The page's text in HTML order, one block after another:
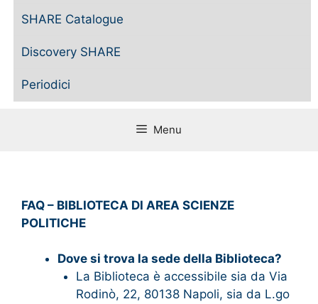
SHARE Catalogue
Discovery SHARE
Periodici
Menu
FAQ – BIBLIOTECA DI AREA SCIENZE
POLITICHE
Dove si trova la sede della Biblioteca?
La Biblioteca è accessibile sia da Via
Rodinò, 22, 80138 Napoli, sia da L.go